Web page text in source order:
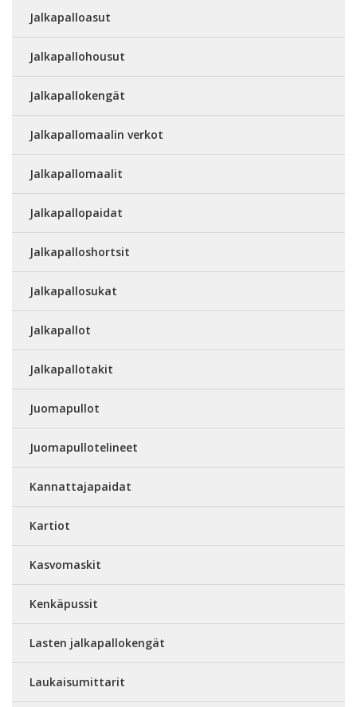
Jalkapalloasut
Jalkapallohousut
Jalkapallokengät
Jalkapallomaalin verkot
Jalkapallomaalit
Jalkapallopaidat
Jalkapalloshortsit
Jalkapallosukat
Jalkapallot
Jalkapallotakit
Juomapullot
Juomapullotelineet
Kannattajapaidat
Kartiot
Kasvomaskit
Kenkäpussit
Lasten jalkapallokengät
Laukaisumittarit